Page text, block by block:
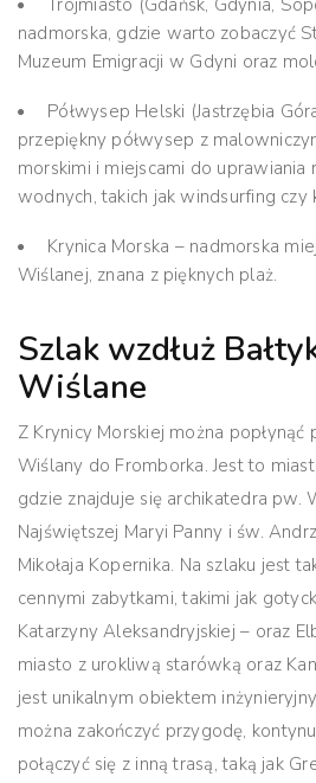
nadmorska, gdzie warto zobaczyć
Muzeum Emigracji w Gdyni oraz
Półwysep Helski (Jastrzębia
przepiękny półwysep z
morskimi i miejscami do
wodnych, takich jak windsurfing czy
Krynica Morska – nadmorska
Wiślanej, znana z pięknych plaż.
Szlak wzdłuż
Wiślane
Z Krynicy Morskiej można
Wiślany do Fromborka. Jest to
gdzie znajduje się archikatedra pw.
Najświętszej Maryi Panny i św.
Mikołaja Kopernika. Na szlaku jest
cennymi zabytkami, takimi jak
Katarzyny Aleksandryjskiej – oraz
miasto z urokliwą starówką oraz
jest unikalnym obiektem
można zakończyć przygodę,
połączyć się z inną trasą, taką jak